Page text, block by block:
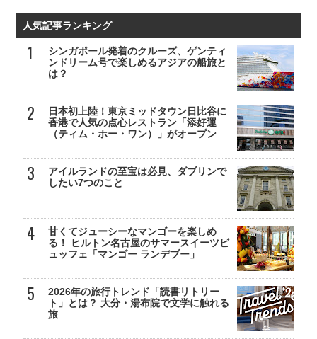
人気記事ランキング
シンガポール発着のクルーズ、ゲンティ
ンドリーム号で楽しめるアジアの船旅と
は？
日本初上陸！東京ミッドタウン日比谷に
香港で人気の点心レストラン「添好運
（ティム・ホー・ワン）」がオープン
アイルランドの至宝は必見、ダブリンで
したい7つのこと
甘くてジューシーなマンゴーを楽しめ
る！ ヒルトン名古屋のサマースイーツビ
ュッフェ「マンゴー ランデブー」
2026年の旅行トレンド「読書リトリー
ト」とは？ 大分・湯布院で文学に触れる
旅